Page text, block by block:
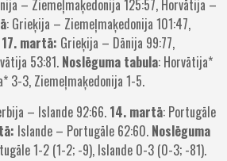
– Ziemeļmaķedonija 125:57, Horvātija –
: Grieķija – Ziemeļmaķedonija 101:47,
17. martā: Grieķija – Dānija 99:77,
53:81. Noslēguma tabula: Horvātija*
3-3, Ziemeļmaķedonija 1-5.
– Islande 92:66. 14. martā: Portugāle
Islande – Portugāle 62:60. Noslēguma
1-2 (1-2; -9), Islande 0-3 (0-3; -81).